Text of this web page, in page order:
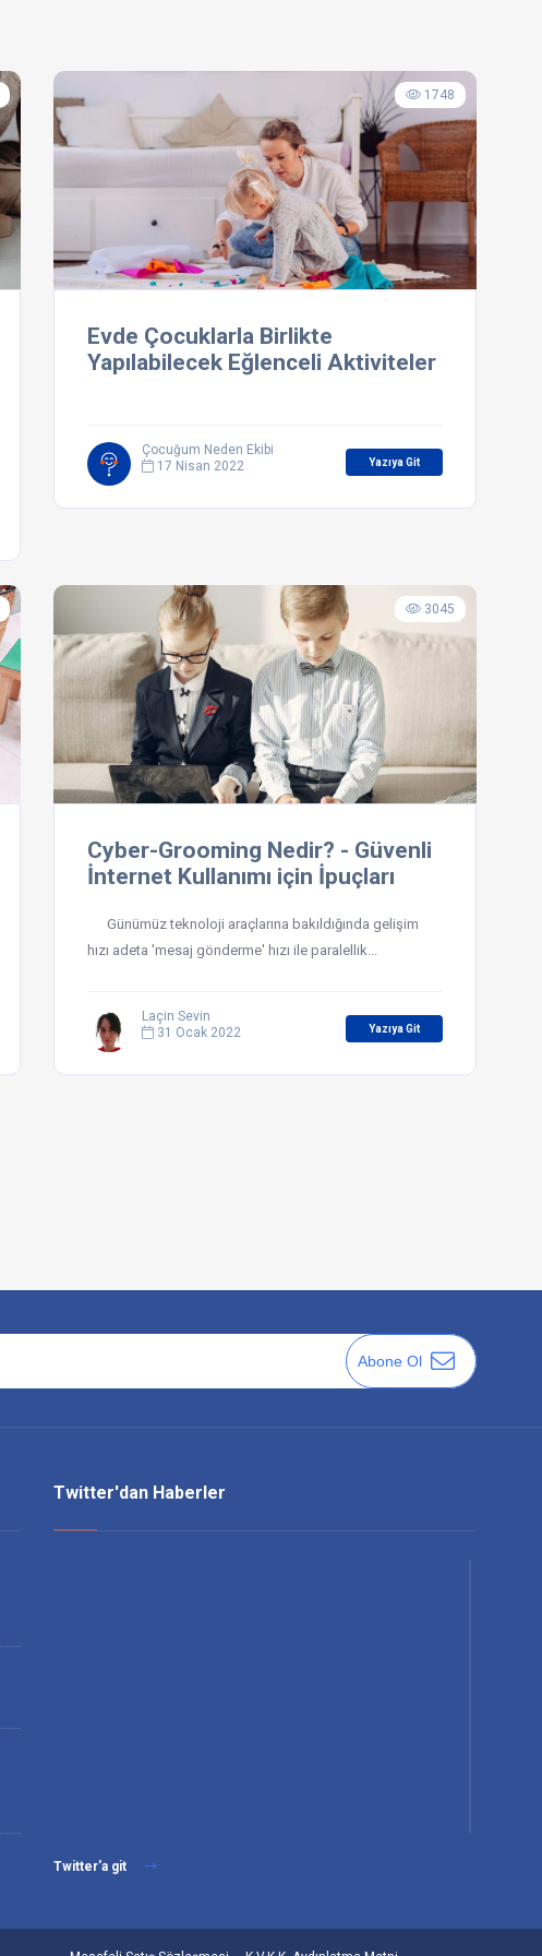
1748
Evde Çocuklarla Birlikte
Yapılabilecek Eğlenceli Aktiviteler
Çocuğum Neden Ekibi
17 Nisan 2022
Yazıya Git
3045
Cyber-Grooming Nedir? - Güvenli
İnternet Kullanımı için İpuçları
Günümüz teknoloji araçlarına bakıldığında gelişim
hızı adeta 'mesaj gönderme' hızı ile paralellik...
Laçin Sevin
31 Ocak 2022
Yazıya Git
Abone Ol
Twitter'dan Haberler
Twitter'a git